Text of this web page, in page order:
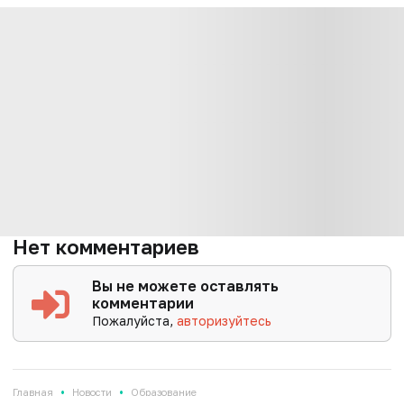
Нет комментариев
Вы не можете оставлять
комментарии
Пожалуйста,авторизуйтесь
Главная • Новости • Образование